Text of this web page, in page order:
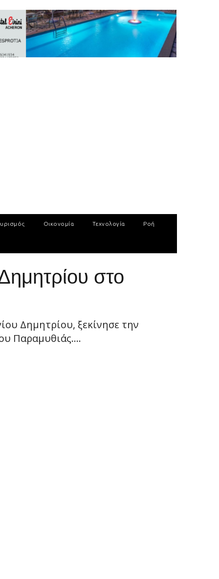
Οικονομία Τεχνολογία Ροή
στο
Δημητρίου, ξεκίνησε την
Παραμυθιάς....